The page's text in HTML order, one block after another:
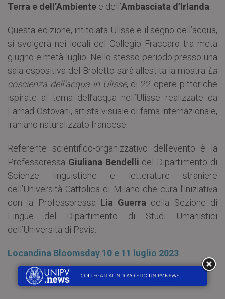
Terra e dell’Ambiente e dell’Ambasciata d’Irlanda
Questa edizione, intitolata Ulisse e il segno dell’acqua,
si svolgerà nei locali del Collegio Fraccaro tra metà
giugno e metà luglio. Nello stesso periodo presso una
sala espositiva del Broletto sarà allestita la mostra La
coscienza dell’acqua in Ulisse, di 22 opere pittoriche
ispirate al tema dell’acqua nell’Ulisse realizzate da
Farhad Ostovani, artista visuale di fama internazionale,
iraniano naturalizzato francese.
Referente scientifico-organizzativo dell’evento è la
Professoressa Giuliana Bendelli del Dipartimento di
Scienze linguistiche e letterature straniere
dell’Università Cattolica di Milano che cura l’iniziativa
con la Professoressa Lia Guerra della Sezione di
Lingue del Dipartimento di Studi Umanistici
dell’Università di Pavia.
Locandina Bloomsday 10 e 11 luglio 2023